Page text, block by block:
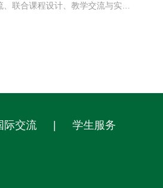
联合课程设计、教学交流与实地
际交流 学生服务